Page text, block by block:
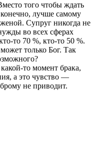
того чтобы ждать
лучше самому
Супруг никогда не
во всех сферах
то 70 %, кто-то 50 %.
только Бог. Так
то момент брака,
а это чувство —
не приводит.